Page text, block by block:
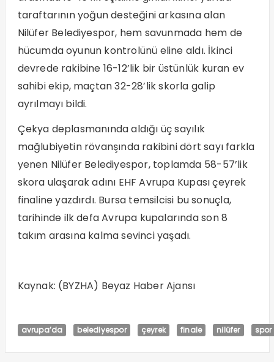
taraftarının yoğun desteğini arkasına alan
Nilüfer Belediyespor, hem savunmada hem de
hücumda oyunun kontrolünü eline aldı. İkinci
devrede rakibine 16-12’lik bir üstünlük kuran ev
sahibi ekip, maçtan 32-28’lik skorla galip
ayrılmayı bildi.
Çekya deplasmanında aldığı üç sayılık
mağlubiyetin rövanşında rakibini dört sayı farkla
yenen Nilüfer Belediyespor, toplamda 58-57’lik
skora ulaşarak adını EHF Avrupa Kupası çeyrek
finaline yazdırdı. Bursa temsilcisi bu sonuçla,
tarihinde ilk defa Avrupa kupalarında son 8
takım arasına kalma sevinci yaşadı.
Kaynak: (BYZHA) Beyaz Haber Ajansı
avrupa’da belediyespor çeyrek finale nilüfer spor